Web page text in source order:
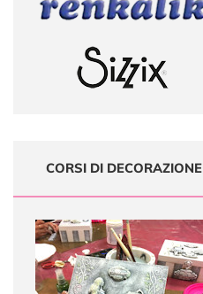
CORSI DI DECORAZIONE